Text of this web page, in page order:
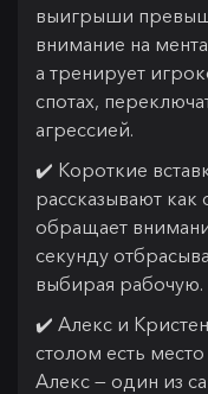
выигрыши
внимание на
а тренирует
спотах,
агрессией.
✔️ Короткие
рассказывают как
обращает
секунду
выбирая рабочую.
✔️ Алекс и
столом есть
Алекс — один из